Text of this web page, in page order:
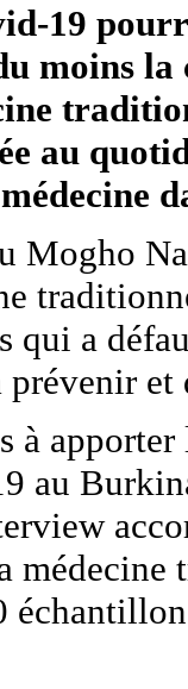
19
moins
au
Mogho
qui a
prévenir
à
au
médecine